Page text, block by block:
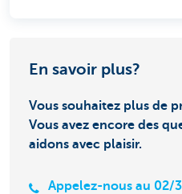
En savoir plus?
Vous souhaitez plus de
Vous avez encore des
aidons avec plaisir.
Appelez-nous au 02/